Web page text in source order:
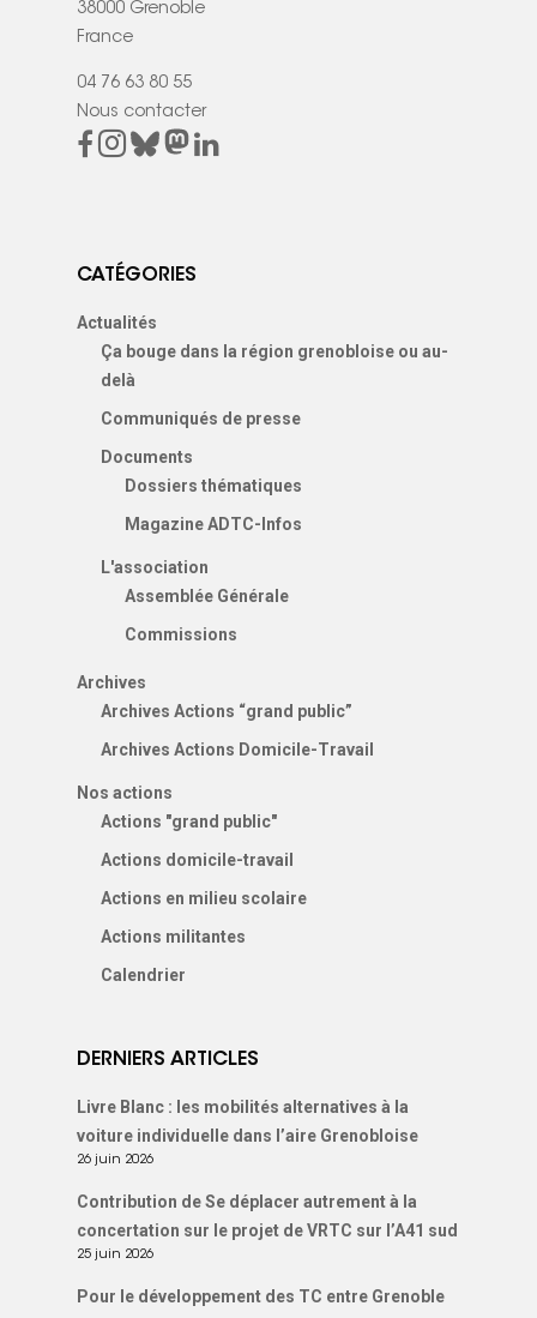
38000 Grenoble
France
04 76 63 80 55
Nous contacter
CATÉGORIES
Actualités
Ça bouge dans la région grenobloise ou au-
delà
Communiqués de presse
Documents
Dossiers thématiques
Magazine ADTC-Infos
L'association
Assemblée Générale
Commissions
Archives
Archives Actions “grand public”
Archives Actions Domicile-Travail
Nos actions
Actions "grand public"
Actions domicile-travail
Actions en milieu scolaire
Actions militantes
Calendrier
DERNIERS ARTICLES
Livre Blanc : les mobilités alternatives à la
voiture individuelle dans l’aire Grenobloise
26 juin 2026
Contribution de Se déplacer autrement à la
concertation sur le projet de VRTC sur l’A41 sud
25 juin 2026
Pour le développement des TC entre Grenoble